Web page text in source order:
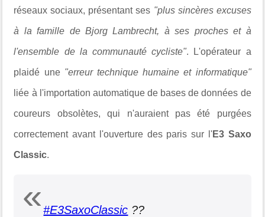
réseaux sociaux, présentant ses "plus sincères excuses
à la famille de Bjorg Lambrecht, à ses proches et à
l'ensemble de la communauté cycliste". L'opérateur a
plaidé une"erreur technique humaine et informatique"
liée à l'importation automatique de bases de données de
coureurs obsolètes, qui n'auraient pas été purgées
correctement avant l'ouverture des paris sur l'E3 Saxo
Classic.
#E3SaxoClassic ??